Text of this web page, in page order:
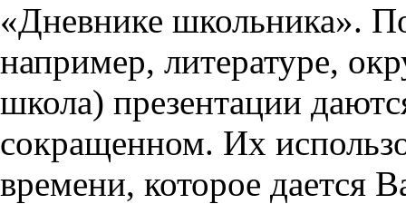
«Дневнике школьника».
например, литературе,
школа) презентации
сокращенном. Их
времени, которое дается